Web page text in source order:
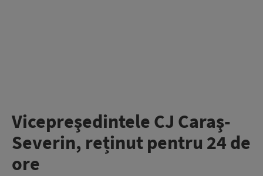
Vicepreşedintele CJ Caraş-
Severin, reținut pentru 24 de
ore